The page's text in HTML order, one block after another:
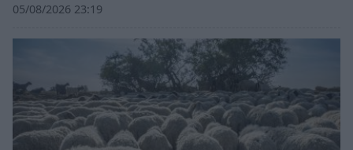
05/08/2026 23:19